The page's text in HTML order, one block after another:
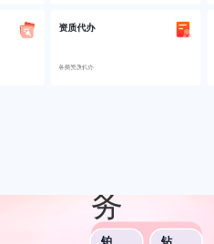
资质代办
各类资质代办
务
铂
钻